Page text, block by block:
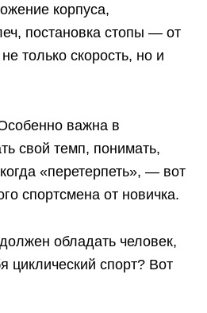
корпуса,
постановка стопы — от
только скорость, но и
важна в
свой темп, понимать,
«перетерпеть», — вот
спортсмена от новичка.
обладать человек,
циклический спорт? Вот